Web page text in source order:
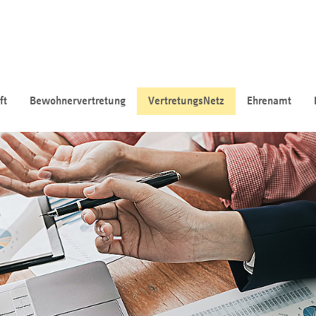
Bewohnervertretung VertretungsNetz Ehrenamt